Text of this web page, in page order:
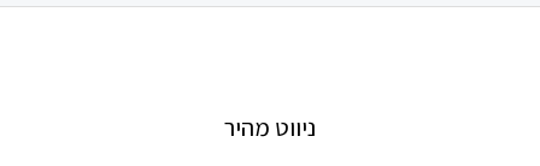
ניווט מהיר